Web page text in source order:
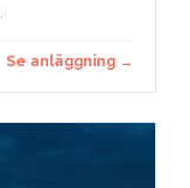
Se anläggning →